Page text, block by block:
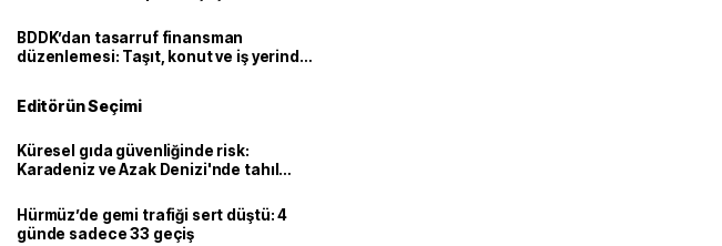
BDDK’dan tasarruf finansman
düzenlemesi: Taşıt, konut ve iş yerinde
Editörün Seçimi
Küresel gıda güvenliğinde risk:
Karadeniz ve Azak Denizi'nde tahıl
Hürmüz’de gemi trafiği sert düştü: 4
günde sadece 33 geçiş